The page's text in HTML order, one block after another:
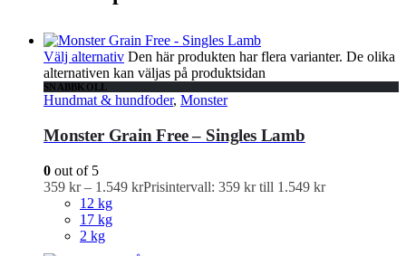
Välj alternativ Den här produkten har flera varianter. De olika
alternativen kan väljas på produktsidan
SNABBKOLL
Hundmat & hundfoder, Monster
Monster Grain Free – Singles Lamb
0 out of 5
359 kr – 1.549 krPrisintervall: 359 kr till 1.549 kr
12 kg
17 kg
2 kg